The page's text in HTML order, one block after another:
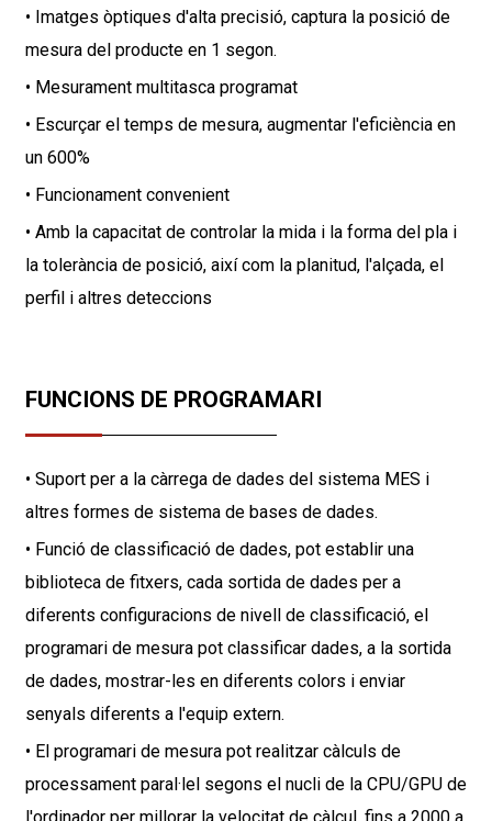
• Imatges òptiques d'alta precisió, captura la posició de
mesura del producte en 1 segon.
• Mesurament multitasca programat
• Escurçar el temps de mesura, augmentar l'eficiència en
un 600%
• Funcionament convenient
• Amb la capacitat de controlar la mida i la forma del pla i
la tolerància de posició, així com la planitud, l'alçada, el
perfil i altres deteccions
FUNCIONS DE PROGRAMARI
• Suport per a la càrrega de dades del sistema MES i
altres formes de sistema de bases de dades.
• Funció de classificació de dades, pot establir una
biblioteca de fitxers, cada sortida de dades per a
diferents configuracions de nivell de classificació, el
programari de mesura pot classificar dades, a la sortida
de dades, mostrar-les en diferents colors i enviar
senyals diferents a l'equip extern.
• El programari de mesura pot realitzar càlculs de
processament paral·lel segons el nucli de la CPU/GPU de